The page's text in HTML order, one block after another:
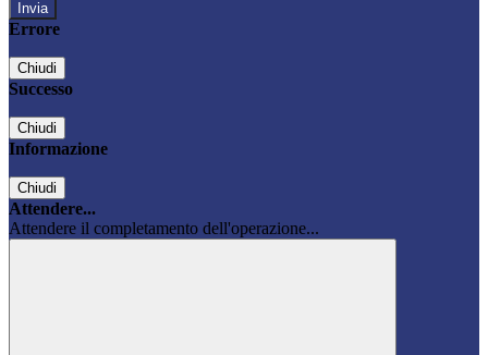
Errore
Chiudi
Successo
Chiudi
Informazione
Chiudi
Attendere...
Attendere il completamento dell'operazione...